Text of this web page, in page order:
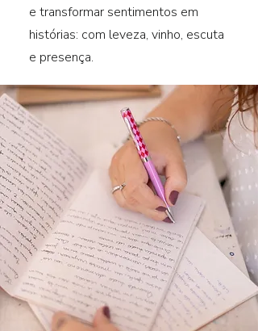
e transformar sentimentos em
histórias: com leveza, vinho, escuta
e presença.